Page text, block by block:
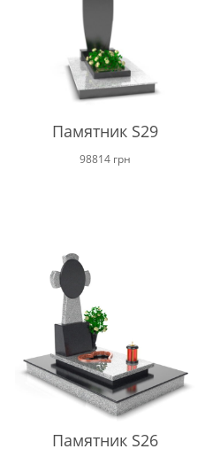
Памятник S29
98814 грн
Памятник S26